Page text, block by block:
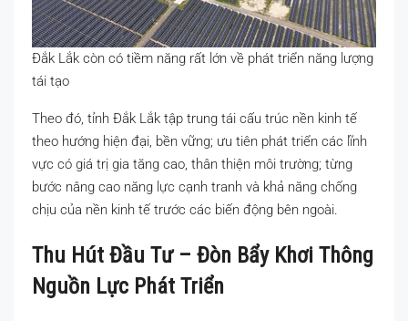
Đắk Lắk còn có tiềm năng rất lớn về phát triển năng lượng
tái tạo
Theo đó, tỉnh Đắk Lắk tập trung tái cấu trúc nền kinh tế
theo hướng hiện đại, bền vững; ưu tiên phát triển các lĩnh
vực có giá trị gia tăng cao, thân thiện môi trường; từng
bước nâng cao năng lực cạnh tranh và khả năng chống
chịu của nền kinh tế trước các biến động bên ngoài.
Thu Hút Đầu Tư – Đòn Bẩy Khơi Thông
Nguồn Lực Phát Triển